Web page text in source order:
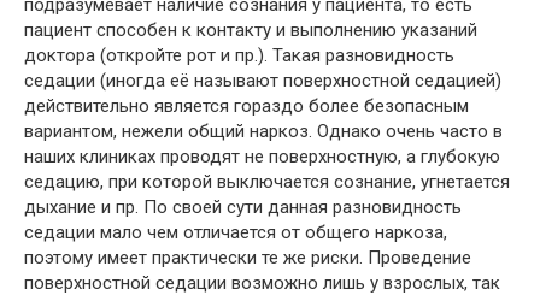
подразумевает наличие сознания у пациента, то есть
пациент способен к контакту и выполнению указаний
доктора (откройте рот и пр.). Такая разновидность
седации (иногда её называют поверхностной седацией)
действительно является гораздо более безопасным
вариантом, нежели общий наркоз. Однако очень часто в
наших клиниках проводят не поверхностную, а глубокую
седацию, при которой выключается сознание, угнетается
дыхание и пр. По своей сути данная разновидность
седации мало чем отличается от общего наркоза,
поэтому имеет практически те же риски. Проведение
поверхностной седации возможно лишь у взрослых, так